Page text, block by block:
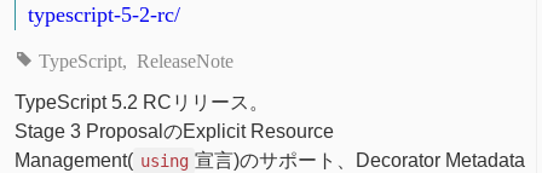
typescript-5-2-rc/
TypeScript ReleaseNote
TypeScript 5.2 RCリリース。
Stage 3 ProposalのExplicit Resource
Management( using 宣言)のサポート、Decorator Metadata